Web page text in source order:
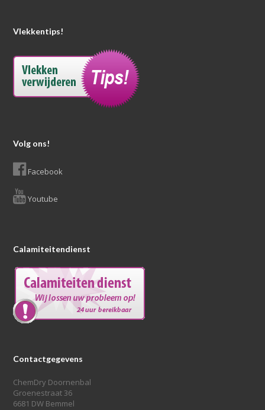
Vlekkentips!
Volg ons!
Facebook
Youtube
Calamiteitendienst
Contactgegevens
ChemDry Doornenbal
Groenestraat 36
6681 DW Bemmel